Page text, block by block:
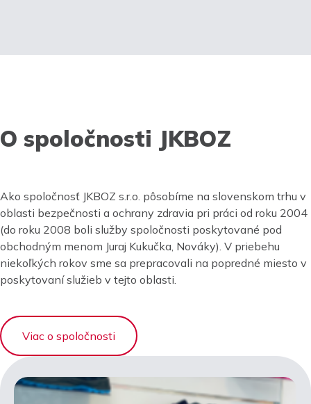
O spoločnosti JKBOZ
Ako spoločnosť JKBOZ s.r.o. pôsobíme na slovenskom trhu v
oblasti bezpečnosti a ochrany zdravia pri práci od roku 2004
(do roku 2008 boli služby spoločnosti poskytované pod
obchodným menom Juraj Kukučka, Nováky). V priebehu
niekoľkých rokov sme sa prepracovali na popredné miesto v
poskytovaní služieb v tejto oblasti.
Viac o spoločnosti